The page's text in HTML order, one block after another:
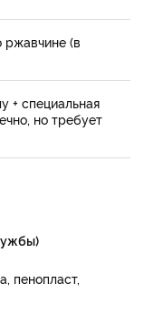
ржавчине (в
+ специальная
но требует
пенопласт,